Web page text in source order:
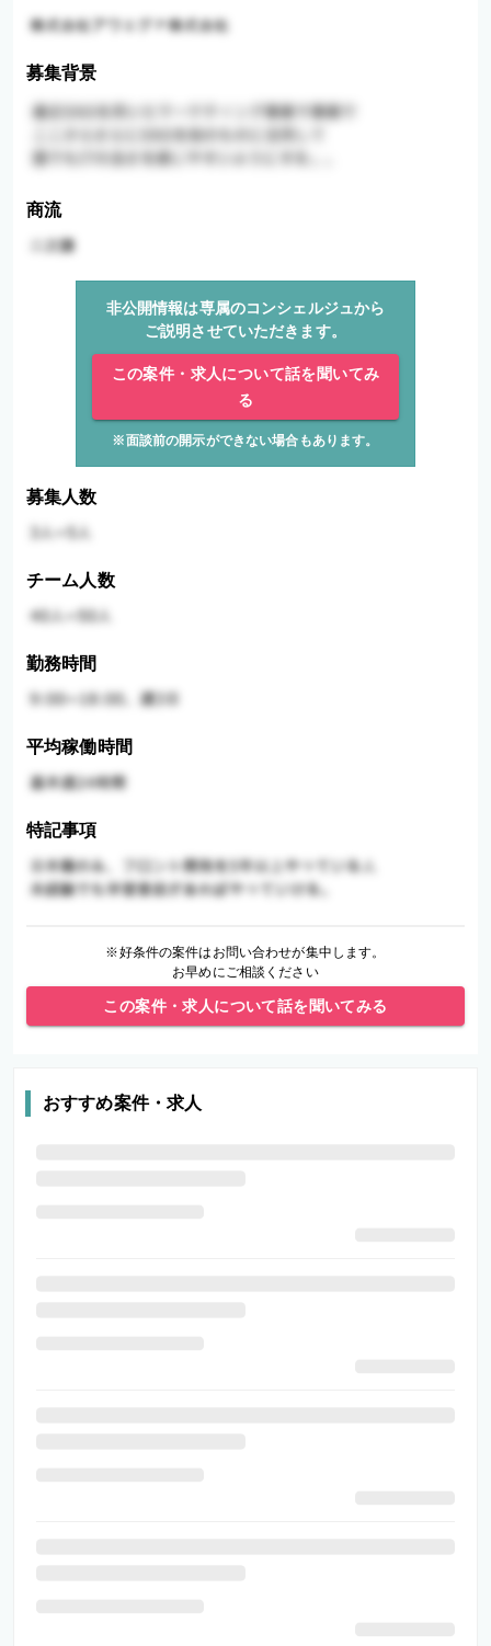
募集背景
商流
非公開情報は専属のコンシェルジュから
ご説明させていただきます。
この案件・求人について話を聞いてみ
る
※面談前の開示ができない場合もあります。
募集人数
チーム人数
勤務時間
平均稼働時間
特記事項
※好条件の案件はお問い合わせが集中します。
お早めにご相談ください
この案件・求人について話を聞いてみる
おすすめ案件・求人